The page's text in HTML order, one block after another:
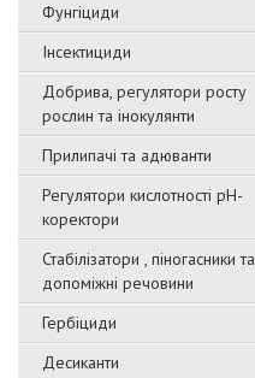
Фунгіциди
Інсектициди
Добрива, регулятори росту
рослин та інокулянти
Прилипачі та адюванти
Регулятори кислотності pН-
коректори
Стабілізатори , піногасники та
допоміжні речовини
Гербіциди
Десиканти